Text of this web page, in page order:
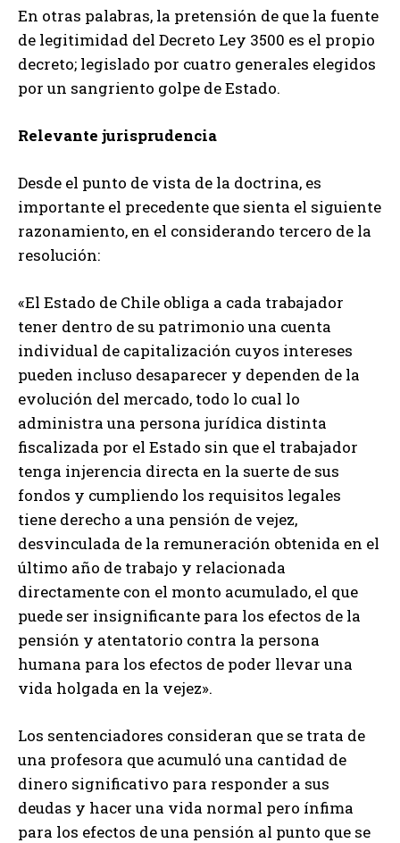
En otras palabras, la pretensión de que la fuente
de legitimidad del Decreto Ley 3500 es el propio
decreto; legislado por cuatro generales elegidos
por un sangriento golpe de Estado.
Relevante jurisprudencia
Desde el punto de vista de la doctrina, es
importante el precedente que sienta el siguiente
razonamiento, en el considerando tercero de la
resolución:
«El Estado de Chile obliga a cada trabajador
tener dentro de su patrimonio una cuenta
individual de capitalización cuyos intereses
pueden incluso desaparecer y dependen de la
evolución del mercado, todo lo cual lo
administra una persona jurídica distinta
fiscalizada por el Estado sin que el trabajador
tenga injerencia directa en la suerte de sus
fondos y cumpliendo los requisitos legales
tiene derecho a una pensión de vejez,
desvinculada de la remuneración obtenida en el
último año de trabajo y relacionada
directamente con el monto acumulado, el que
puede ser insignificante para los efectos de la
pensión y atentatorio contra la persona
humana para los efectos de poder llevar una
vida holgada en la vejez».
Los sentenciadores consideran que se trata de
una profesora que acumuló una cantidad de
dinero significativo para responder a sus
deudas y hacer una vida normal pero ínfima
para los efectos de una pensión al punto que se